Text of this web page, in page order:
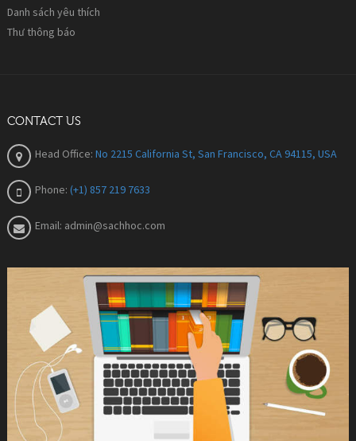
Danh sách yêu thích
Thư thông báo
CONTACT US
Head Office: No 2215 California St, San Francisco, CA 94115, USA
Phone: (+1) 857 219 7633
Email: admin@sachhoc.com